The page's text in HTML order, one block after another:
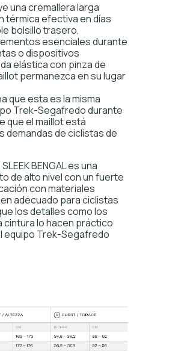
una cremallera larga
térmica efectiva en días
bolsillo trasero,
esenciales durante
o dispositivos
elástica con pinza de
permanezca en su lugar
que esta es la misma
Trek-Segafredo durante
que el maillot está
demandas de ciclistas de
BENGAL es una
de alto nivel con un fuerte
con materiales
adecuado para ciclistas
los detalles como los
cintura lo hacen práctico
equipo Trek-Segafredo